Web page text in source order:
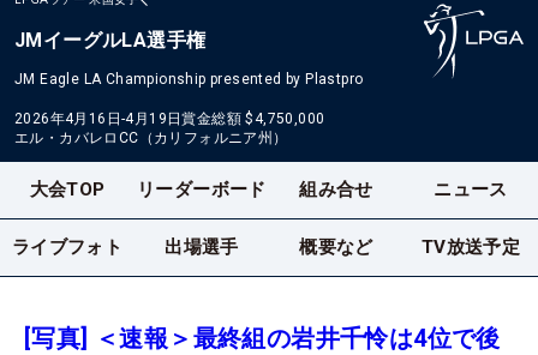
JMイーグルLA選手権
JM Eagle LA Championship presented by Plastpro
2026年4月16日-4月19日賞金総額 $4,750,000
エル・カバレロCC（カリフォルニア州）
大会TOP リーダーボード 組み合せ ニュース
ライブフォト 出場選手 概要など TV放送予定
[写真] ＜速報＞最終組の岩井千怜は4位で後